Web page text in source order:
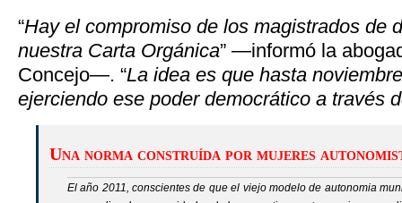
“Hay el compromiso de los magistrados de
nuestra Carta Orgánica” —informó la
Concejo—. “La idea es que hasta
ejerciendo ese poder democrático a través
Una norma construída por mujeres
El año 2011, conscientes de que el viejo modelo de autonomia